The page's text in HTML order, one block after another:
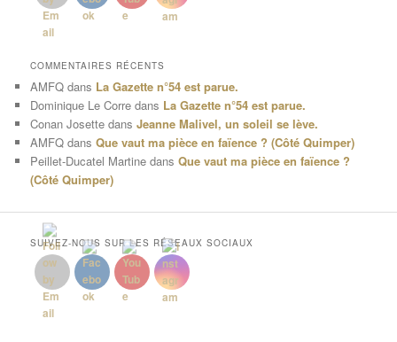
COMMENTAIRES RÉCENTS
AMFQ dans La Gazette n°54 est parue.
Dominique Le Corre dans La Gazette n°54 est parue.
Conan Josette dansJeanne Malivel, un soleil se lève.
AMFQ dansQue vaut ma pièce en faïence ? (Côté Quimper)
Peillet-Ducatel Martine dansQue vaut ma pièce en faïence ?
(Côté Quimper)
SUIVEZ-NOUS SUR LES RÉSEAUX SOCIAUX